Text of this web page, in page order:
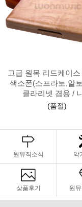
고급 원목 리드케이
색소폰(소프라토,알
클라리넷 겸용 /
(품절)
원뮤직소식 악
상품후기 원